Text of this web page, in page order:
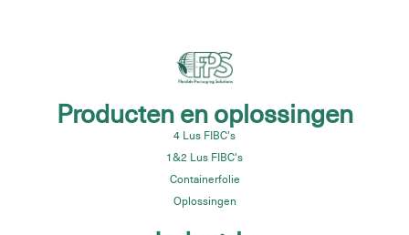
Producten en oplossingen
4 Lus FIBC's
1&2 Lus FIBC's
Containerfolie
Oplossingen